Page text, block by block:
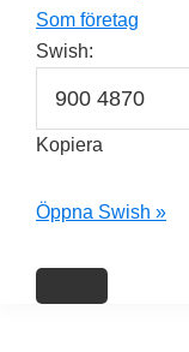
Som företag
Swish:
Kopiera
Öppna Swish »